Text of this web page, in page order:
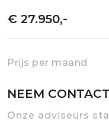
€ 27.950,-
Prijs per maand
NEEM
Onze adviseurs